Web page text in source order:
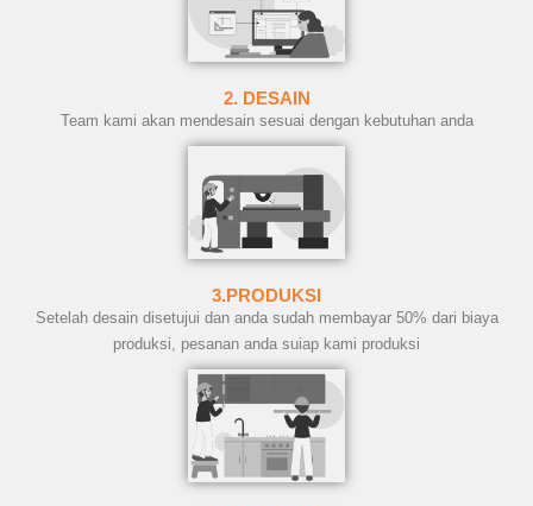
2. DESAIN
Team kami akan mendesain sesuai dengan kebutuhan anda
3.PRODUKSI
Setelah desain disetujui dan anda sudah membayar 50% dari biaya
produksi, pesanan anda suiap kami produksi